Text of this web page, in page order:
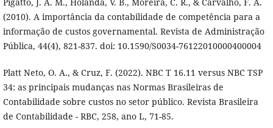
(2010). A importância da contabilidade de competência para a
informação de custos governamental. Revista de Administração
Pública, 44(4), 821-837. doi: 10.1590/S0034-76122010000400004
Platt Neto, O. A., & Cruz, F. (2022). NBC T 16.11 versus NBC TSP
34: as principais mudanças nas Normas Brasileiras de
Contabilidade sobre custos no setor público. Revista Brasileira
de Contabilidade - RBC, 258, ano L, 71-85.